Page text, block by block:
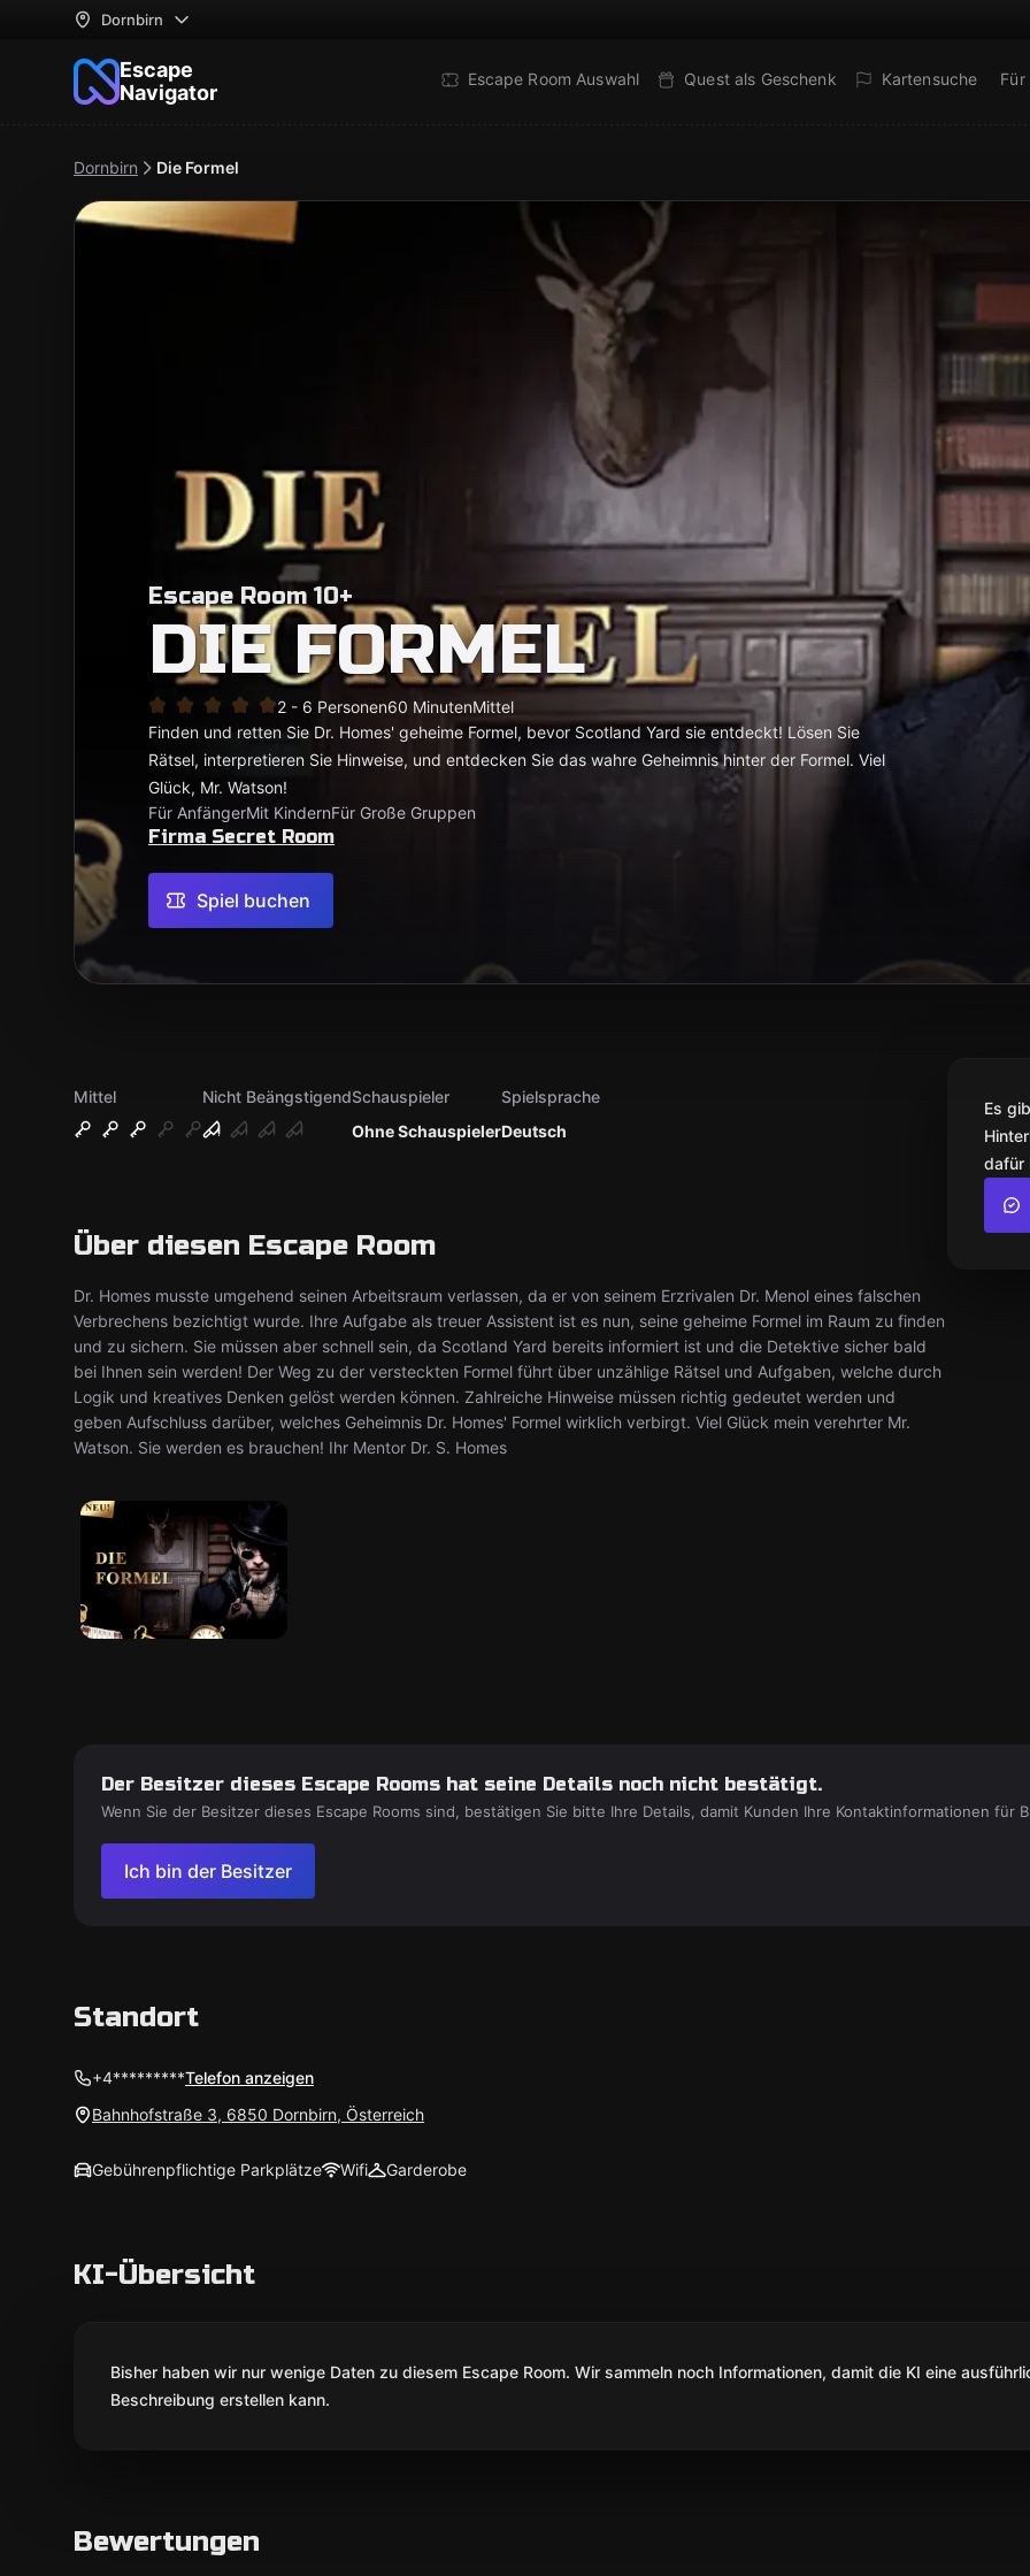
Dornbirn
Escape
Navigator
Escape Room Auswahl Quest als Geschenk Kartensuche Für
Dornbirn Die Formel
Escape Room 10+
DIE FORMEL
2 - 6 Personen60 MinutenMittel
Finden und retten Sie Dr. Homes' geheime Formel, bevor Scotland Yard sie entdeckt! Lösen Sie
Rätsel, interpretieren Sie Hinweise, und entdecken Sie das wahre Geheimnis hinter der Formel. Viel
Glück, Mr. Watson!
Für AnfängerMit KindernFür Große Gruppen
Firma Secret Room
Spiel buchen
Mittel
Nicht Beängstigend
Ohne Schauspieler
Schauspieler
Deutsch
Spielsprache
Über diesen Escape Room
Dr. Homes musste umgehend seinen Arbeitsraum verlassen, da er von seinem Erzrivalen Dr. Menol eines falschen
Verbrechens bezichtigt wurde. Ihre Aufgabe als treuer Assistent ist es nun, seine geheime Formel im Raum zu finden
und zu sichern. Sie müssen aber schnell sein, da Scotland Yard bereits informiert ist und die Detektive sicher bald
bei Ihnen sein werden! Der Weg zu der versteckten Formel führt über unzählige Rätsel und Aufgaben, welche durch
Logik und kreatives Denken gelöst werden können. Zahlreiche Hinweise müssen richtig gedeutet werden und
geben Aufschluss darüber, welches Geheimnis Dr. Homes' Formel wirklich verbirgt. Viel Glück mein verehrter Mr.
Watson. Sie werden es brauchen! Ihr Mentor Dr. S. Homes
Es
dafür
Der Besitzer dieses Escape Rooms hat seine Details noch nicht bestätigt.
Wenn Sie der Besitzer dieses Escape Rooms sind, bestätigen Sie bitte Ihre Details, damit Kunden Ihre Kontaktinformationen für
Ich bin der Besitzer
Standort
+4*********Telefon anzeigen
Bahnhofstraße 3, 6850 Dornbirn, Österreich
Gebührenpflichtige Parkplätze Wifi Garderobe
KI-Übersicht
Bisher haben wir nur wenige Daten zu diesem Escape Room. Wir sammeln noch Informationen, damit die KI eine
Beschreibung erstellen kann.
Bewertungen